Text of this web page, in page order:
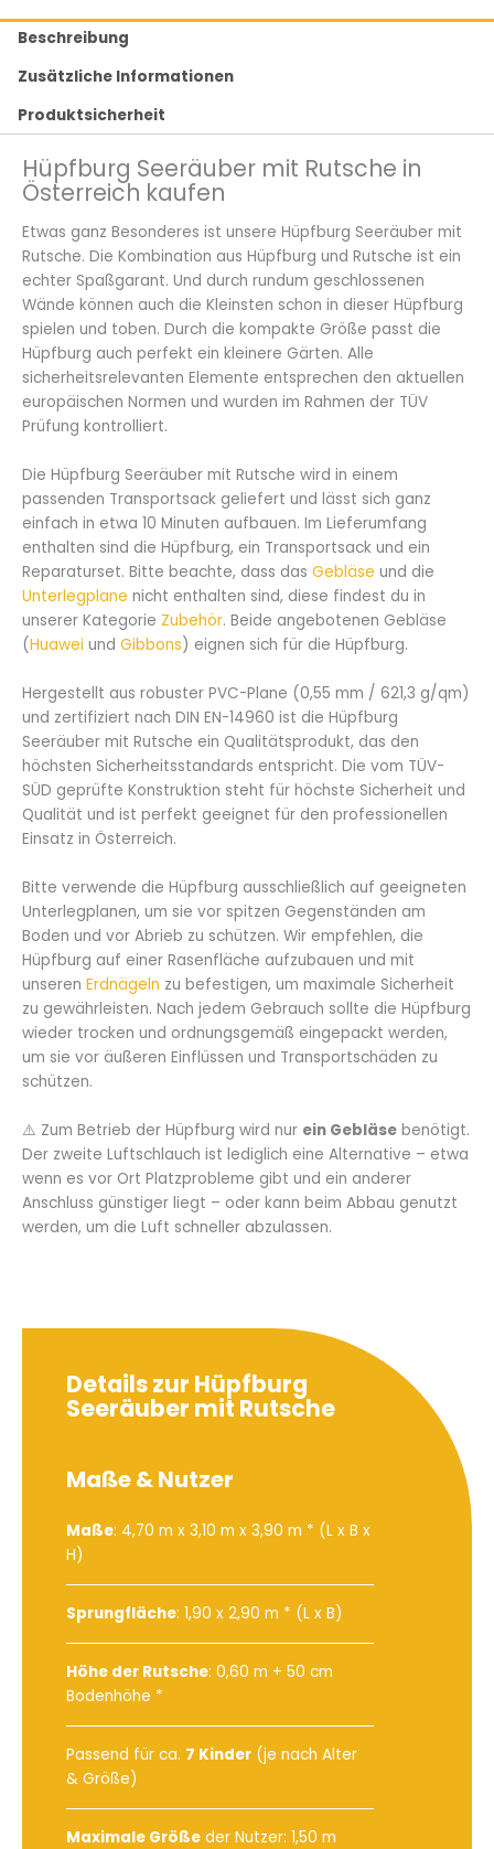
Beschreibung
Zusätzliche Informationen
Produktsicherheit
Hüpfburg Seeräuber mit Rutsche in
Österreich kaufen
Etwas ganz Besonderes ist unsere Hüpfburg Seeräuber mit
Rutsche. Die Kombination aus Hüpfburg und Rutsche ist ein
echter Spaßgarant. Und durch rundum geschlossenen
Wände können auch die Kleinsten schon in dieser Hüpfburg
spielen und toben. Durch die kompakte Größe passt die
Hüpfburg auch perfekt ein kleinere Gärten. Alle
sicherheitsrelevanten Elemente entsprechen den aktuellen
europäischen Normen und wurden im Rahmen der TÜV
Prüfung kontrolliert.
Die Hüpfburg Seeräuber mit Rutsche wird in einem
passenden Transportsack geliefert und lässt sich ganz
einfach in etwa 10 Minuten aufbauen. Im Lieferumfang
enthalten sind die Hüpfburg, ein Transportsack und ein
Reparaturset. Bitte beachte, dass das Gebläse und die
Unterlegplane nicht enthalten sind, diese findest du in
unserer Kategorie Zubehör. Beide angebotenen Gebläse
(Huawei und Gibbons) eignen sich für die Hüpfburg.
Hergestellt aus robuster PVC-Plane (0,55 mm / 621,3 g/qm)
und zertifiziert nach DIN EN-14960 ist die Hüpfburg
Seeräuber mit Rutsche ein Qualitätsprodukt, das den
höchsten Sicherheitsstandards entspricht. Die vom TÜV-
SÜD geprüfte Konstruktion steht für höchste Sicherheit und
Qualität und ist perfekt geeignet für den professionellen
Einsatz in Österreich.
Bitte verwende die Hüpfburg ausschließlich auf geeigneten
Unterlegplanen, um sie vor spitzen Gegenständen am
Boden und vor Abrieb zu schützen. Wir empfehlen, die
Hüpfburg auf einer Rasenfläche aufzubauen und mit
unseren Erdnägeln zu befestigen, um maximale Sicherheit
zu gewährleisten. Nach jedem Gebrauch sollte die Hüpfburg
wieder trocken und ordnungsgemäß eingepackt werden,
um sie vor äußeren Einflüssen und Transportschäden zu
schützen.
⚠️ Zum Betrieb der Hüpfburg wird nur ein Gebläse benötigt.
Der zweite Luftschlauch ist lediglich eine Alternative – etwa
wenn es vor Ort Platzprobleme gibt und ein anderer
Anschluss günstiger liegt – oder kann beim Abbau genutzt
werden, um die Luft schneller abzulassen.
Details zur Hüpfburg
Seeräuber mit Rutsche
Maße & Nutzer
Maße: 4,70 m x 3,10 m x 3,90 m * (L x B x
H)
Sprungfläche: 1,90 x 2,90 m * (L x B)
Höhe der Rutsche: 0,60 m + 50 cm
Bodenhöhe *
Passend für ca. 7 Kinder (je nach Alter
& Größe)
Maximale Größe der Nutzer: 1,50 m